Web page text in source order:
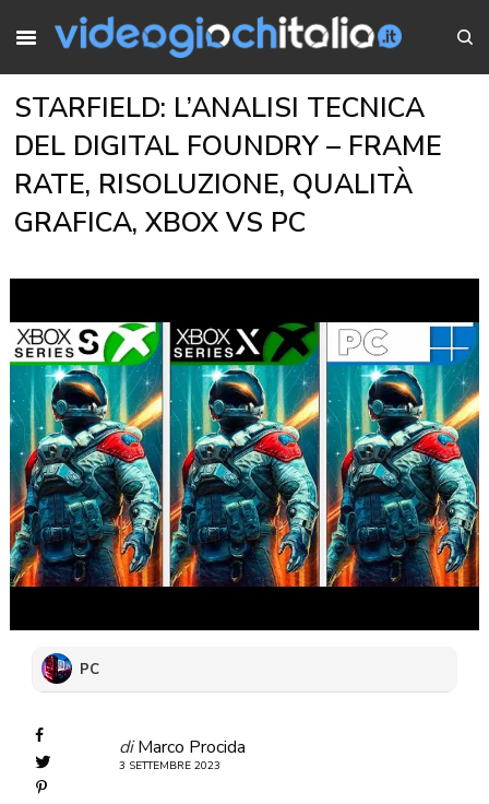
STARFIELD: L’ANALISI TECNICA
DEL DIGITAL FOUNDRY – FRAME
RATE, RISOLUZIONE, QUALITÀ
GRAFICA, XBOX VS PC
PC
di Marco Procida
3 SETTEMBRE 2023